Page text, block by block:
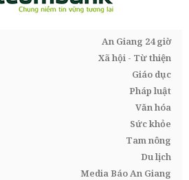
tin tức
An Giang 24 giờ
Xã hội - Từ thiện
Giáo dục
Pháp luật
Văn hóa
Sức khỏe
Tam nông
Du lịch
Media Báo An Giang